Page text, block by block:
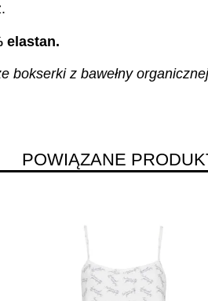
elastan.
bokserki z bawełny
POWIĄZANE